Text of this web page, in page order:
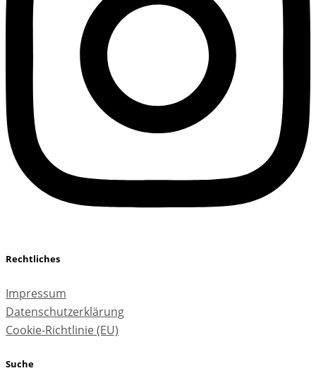
Rechtliches
Impressum
Datenschutzerklärung
Cookie-Richtlinie (EU)
Suche